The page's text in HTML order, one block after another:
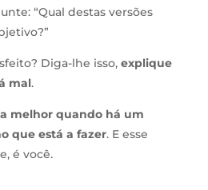
“Qual destas versões
Diga-lhe isso, explique
mal.
melhor quando há um
que está a fazer. E esse
é você.